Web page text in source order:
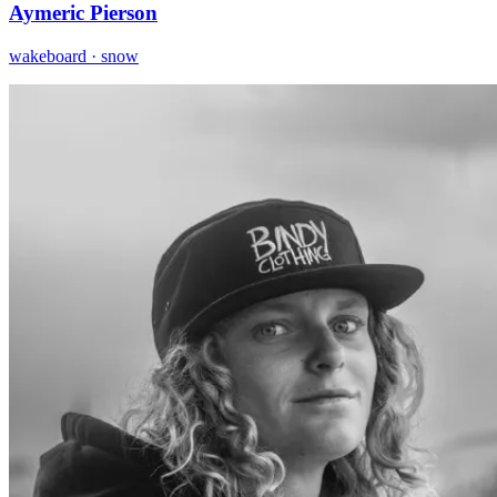
Aymeric Pierson
wakeboard · snow